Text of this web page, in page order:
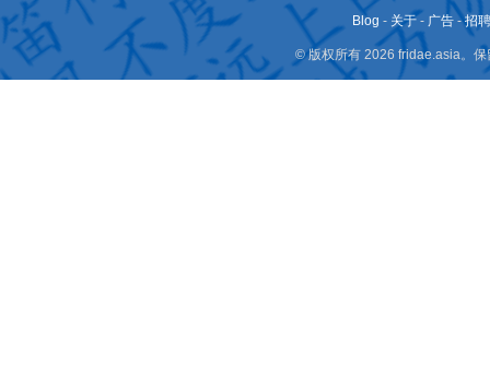
Blog - 关于 - 广告 -招
© 版权所有 2026 fridae.asia。